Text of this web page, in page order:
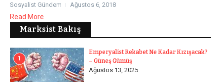
Sosyalist Gündem Ağustos 6, 2018
Read More
Marksist Bakış
1
Emperyalist Rekabet Ne Kadar Kızışacak?
– Güneş Gümüş
Ağustos 13, 2025